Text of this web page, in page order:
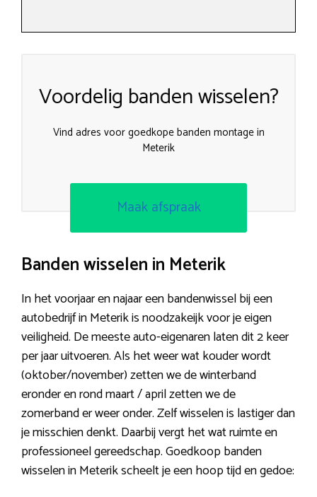
Voordelig banden wisselen?
Vind adres voor goedkope banden montage in
Meterik
Maak afspraak
Banden wisselen in Meterik
In het voorjaar en najaar een bandenwissel bij een
autobedrijf in Meterik is noodzakeijk voor je eigen
veiligheid. De meeste auto-eigenaren laten dit 2 keer
per jaar uitvoeren. Als het weer wat kouder wordt
(oktober/november) zetten we de winterband
eronder en rond maart / april zetten we de
zomerband er weer onder. Zelf wisselen is lastiger dan
je misschien denkt. Daarbij vergt het wat ruimte en
professioneel gereedschap. Goedkoop banden
wisselen in Meterik scheelt je een hoop tijd en gedoe: